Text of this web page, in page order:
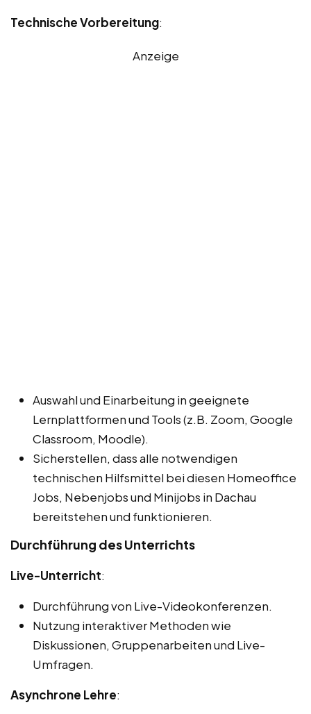
Technische Vorbereitung:
Anzeige
Auswahl und Einarbeitung in geeignete
Lernplattformen und Tools (z.B. Zoom, Google
Classroom, Moodle).
Sicherstellen, dass alle notwendigen
technischen Hilfsmittel bei diesen Homeoffice
Jobs, Nebenjobs und Minijobs in Dachau
bereitstehen und funktionieren.
Durchführung des Unterrichts
Live-Unterricht:
Durchführung von Live-Videokonferenzen.
Nutzung interaktiver Methoden wie
Diskussionen, Gruppenarbeiten und Live-
Umfragen.
Asynchrone Lehre: